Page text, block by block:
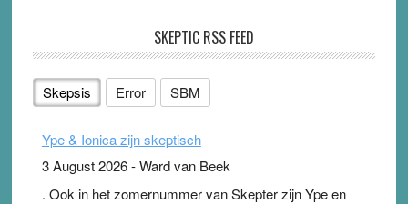
SKEPTIC RSS FEED
Skepsis Error SBM
Ype & Ionica zijn skeptisch
3 August 2026-Ward van Beek
. Ook in het zomernummer van Skepter zijn Ype en